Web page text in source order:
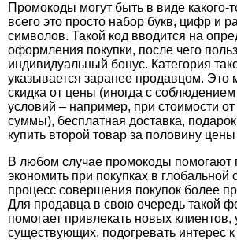
Промокоды могут быть в виде какого-
всего это просто набор букв, цифр и
символов. Такой код вводится на
оформления покупки, после чего
индивидуальный бонус. Категория
указывается заранее продавцом. Это
скидка от цены (иногда с
условий – например, при стоимости от
суммы), бесплатная доставка,
купить второй товар за половину цены
В любом случае промокоды помогают
экономить при покупках в глобальной
процесс совершения покупок более
Для продавца в свою очередь такой
помогает привлекать новых клиентов,
существующих, подогревать интерес